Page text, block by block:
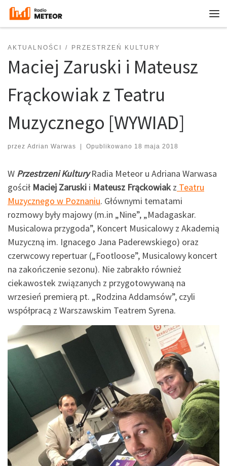
Przejdź do treści
AKTUALNOŚCI PRZESTRZEŃ KULTURY
Maciej Zaruski i Mateusz
Frąckowiak z Teatru
Muzycznego [WYWIAD]
przez Adrian Warwas Opublikowano 18 maja 2018
W Przestrzeni KulturyRadia Meteor u Adriana Warwasa
gościł Maciej Zaruski i Mateusz Frąckowiak z Teatru
Muzycznego w Poznaniu. Głównymi tematami
rozmowy były majowy (m.in „Nine”, „Madagaskar.
Musicalowa przygoda”, Koncert Musicalowy z Akademią
Muzyczną im. Ignacego Jana Paderewskiego) oraz
czerwcowy repertuar („Footloose”, Musicalowy koncert
na zakończenie sezonu). Nie zabrakło również
ciekawostek związanych z przygotowywaną na
wrzesień premierą pt. „Rodzina Addamsów”, czyli
współpracą z Warszawskim Teatrem Syrena.